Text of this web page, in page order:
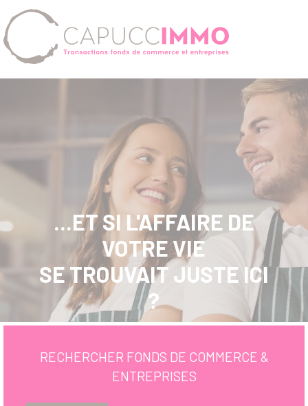
...ET SI L'AFFAIRE DE
VOTRE VIE
SE TROUVAIT JUSTE ICI
?
RECHERCHER FONDS DE COMMERCE &
ENTREPRISES